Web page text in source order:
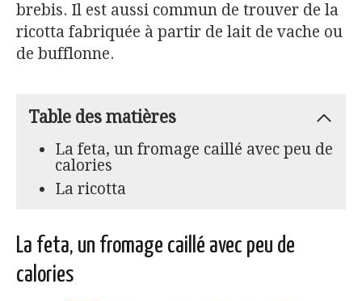
brebis. Il est aussi commun de trouver de la
ricotta fabriquée à partir de lait de vache ou
de bufflonne.
Table des matières
La feta, un fromage caillé avec peu de
calories
La ricotta
La feta, un fromage caillé avec peu de
calories